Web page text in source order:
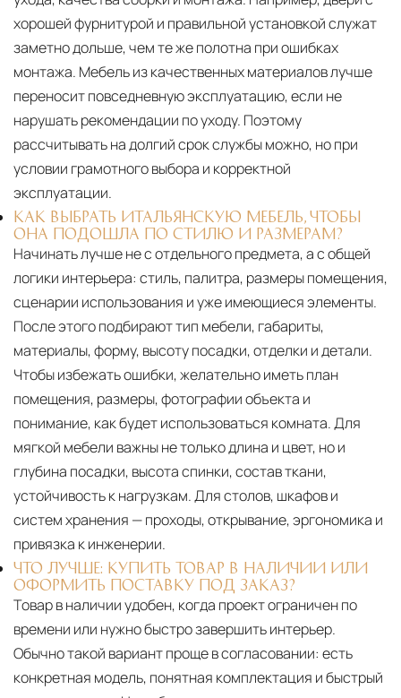
хорошей фурнитурой и правильной установкой служат
заметно дольше, чем те же полотна при ошибках
монтажа. Мебель из качественных материалов лучше
переносит повседневную эксплуатацию, если не
нарушать рекомендации по уходу. Поэтому
рассчитывать на долгий срок службы можно, но при
условии грамотного выбора и корректной
эксплуатации.
КАК ВЫБРАТЬ ИТАЛЬЯНСКУЮ МЕБЕЛЬ, ЧТОБЫ
ОНА ПОДОШЛА ПО СТИЛЮ И РАЗМЕРАМ?
Начинать лучше не с отдельного предмета, а с общей
логики интерьера: стиль, палитра, размеры помещения,
сценарии использования и уже имеющиеся элементы.
После этого подбирают тип мебели, габариты,
материалы, форму, высоту посадки, отделки и детали.
Чтобы избежать ошибки, желательно иметь план
помещения, размеры, фотографии объекта и
понимание, как будет использоваться комната. Для
мягкой мебели важны не только длина и цвет, но и
глубина посадки, высота спинки, состав ткани,
устойчивость к нагрузкам. Для столов, шкафов и
систем хранения — проходы, открывание, эргономика и
привязка к инженерии.
ЧТО ЛУЧШЕ: КУПИТЬ ТОВАР В НАЛИЧИИ ИЛИ
ОФОРМИТЬ ПОСТАВКУ ПОД ЗАКАЗ?
Товар в наличии удобен, когда проект ограничен по
времени или нужно быстро завершить интерьер.
Обычно такой вариант проще в согласовании: есть
конкретная модель, понятная комплектация и быстрый